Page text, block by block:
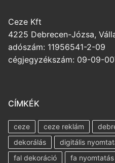
Ceze Kft
4225 Debrecen-Józsa,
adószám: 11956541-2-09
cégjegyzékszám: 09-09-
CÍMKÉK
ceze ceze reklám
dekorálás
digitális
fal dekoráció
fa nyomtatás